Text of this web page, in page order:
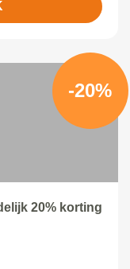
-20%
20% korting